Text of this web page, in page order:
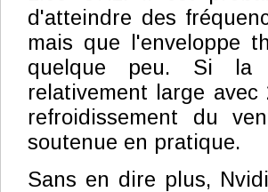
d'atteindre des
mais que l'enveloppe
quelque peu. Si la
relativement large
refroidissement du
soutenue en pratique.
Sans en dire plus,